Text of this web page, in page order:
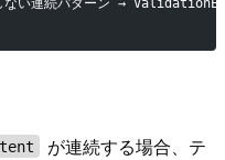
が連続する場合、テ